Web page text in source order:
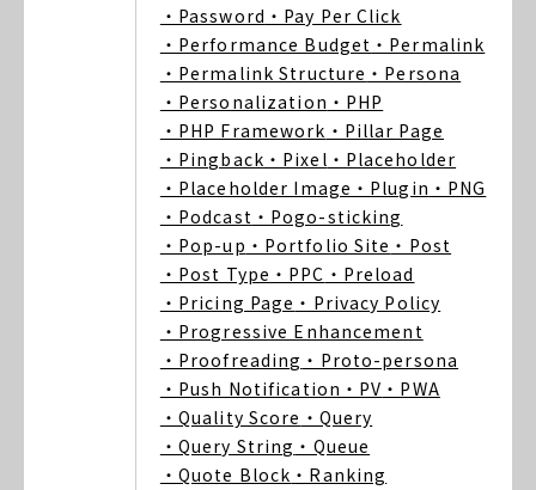
・Password ・Pay Per Click
・Performance Budget ・Permalink
・Permalink Structure ・Persona
・Personalization ・PHP
・PHP Framework ・Pillar Page
・Pingback ・Pixel ・Placeholder
・Placeholder Image ・Plugin ・PNG
・Podcast ・Pogo-sticking
・Pop-up ・Portfolio Site ・Post
・Post Type ・PPC ・Preload
・Pricing Page ・Privacy Policy
・Progressive Enhancement
・Proofreading ・Proto-persona
・Push Notification ・PV ・PWA
・Quality Score ・Query
・Query String ・Queue
・Quote Block ・Ranking